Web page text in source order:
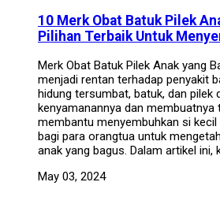
10 Merk Obat Batuk Pilek
Pilihan Terbaik Untuk
Merk Obat Batuk Pilek Anak yang
menjadi rentan terhadap penyakit
hidung tersumbat, batuk, dan pilek
kenyamanannya dan membuatnya
membantu menyembuhkan si
bagi para orangtua untuk
anak yang bagus. Dalam artikel ini,
May 03, 2024